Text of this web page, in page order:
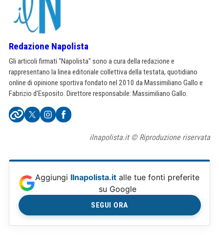
Redazione Napolista
Gli articoli firmati "Napolista" sono a cura della redazione e
rappresentano la linea editoriale collettiva della testata, quotidiano
online di opinione sportiva fondato nel 2010 da Massimiliano Gallo e
Fabrizio d'Esposito. Direttore responsabile: Massimiliano Gallo.
ilnapolista.it © Riproduzione riservata
Aggiungi Ilnapolista.it alle tue fonti preferite
su Google
SEGUI ORA